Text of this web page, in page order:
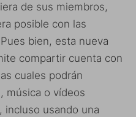
de sus miembros,
posible con las
bien, esta nueva
compartir cuenta con
cuales podrán
música o vídeos
incluso usando una